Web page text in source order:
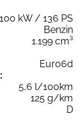
100 kW / 136 PS
Benzin
1.199 cm³
Euro6d
5,6 l/100km
125 g/km
D